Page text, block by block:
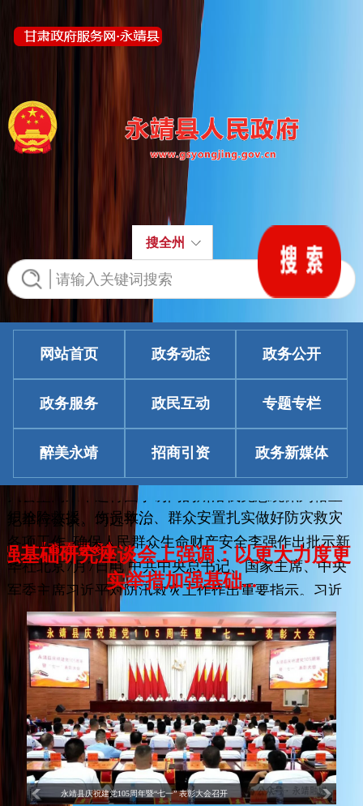
搜全州
网站首页 政务动态 政务公开
政务服务 政民互动 专题专栏
醉美永靖 招商引资 政务新媒体
高级干部培训班开班式上发表重要讲话
习近平在全军高级干部培训班开班式上发表重要讲
话强调开展思想整风 深化政治整训以崭新政治面貌迎
接建军一百周年4月8日上午，全军高级干部培训班在
国防大学开班。中共中央总书记、国家主席、中央军
委主席习近平出席开班式并发表重要讲话。新华社记
者 李刚 摄新华社北京4月8...
【查看更多】
约未来——中国元首外交的世界情怀与
大国气派
新华社北京8月5日电 题：大道行天下 | 东方之
约，相约未来——中国元首外交的世界情怀与大国气
派新华社记者 韩梁 朱瑞卿2026年，世界瞩望亚太经
合组织（APEC）历史上又一个“中国时刻”。“期待各方
明年共赴深圳之约，共商亚太发展大计，共创亚太美
好明天。”20...
【查看更多】
习近平：加快建设健康中国
加快建设健康中国※习近平到2035年建成健康中
国，是中共中央作出的一项战略决策。“十五五”是实现
中央总书记、国家主席、中央军委主席习近平看望参
同斯洛伐克总统佩列格里尼会谈
7月28日上午，国家主席习近平在北京人民大会堂
会谈。新华社记者 李响 摄新华社北京7月28日电（记
者 邵艺博）7月28日上午，国家主席习近平在北京人民
大会堂同来华进行国事访问的斯洛伐克总统佩列格里
尼举行会谈。习近平...
【查看更多】
平对防汛救灾工作作出重要指示
习近平对防汛救灾工作作出重要指示强调要全力组
织抢险救援、伤员救治、群众安置扎实做好防灾救灾
各项工作 确保人民群众生命财产安全李强作出批示新
华社北京7月7日电 中共中央总书记、国家主席、中央
军委主席习近平对防汛救灾工作作出重要指示。习近
平指出，近日，广西、湖北、...
【查看更多】
基础研究座谈会上强调：以更大力度更
实举措加强基础...
习近平在加强基础研究座谈会上强调以更大力度更
实举措加强基础研究进一步打牢科技强国建设根基蔡
奇出席 丁薛祥主持4月30日上午，中共中央总书记、
国家主席、中央军委主席习近平在上海出席加强基础
研究座谈会并发表重要讲话。新华社记者 谢环驰 摄新
华社上海4月30日电 中...
【查看更多】
高级干部培训班开班式上发表重要讲话
习近平在全军高级干部培训班开班式上发表重要讲
话强调开展思想整风 深化政治整训以崭新政治面貌迎
接建军一百周年4月8日上午，全军高级干部培训班在
国防大学开班。中共中央总书记、国家主席、中央军
委主席习近平出席开班式并发表重要讲话。新华社记
者 李刚 摄新华社北京4月8...
【查看更多】
约未来——中国元首外交的世界情怀与
大国气派
新华社北京8月5日电 题：大道行天下 | 东方之
约，相约未来——中国元首外交的世界情怀与大国气
永靖县庆祝建党105周年暨“七一” 表彰大会召开